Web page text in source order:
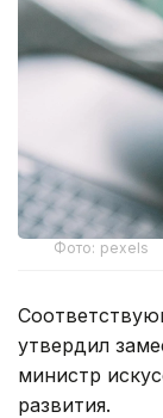
Фото: pexels
утвердил
министр
развития.